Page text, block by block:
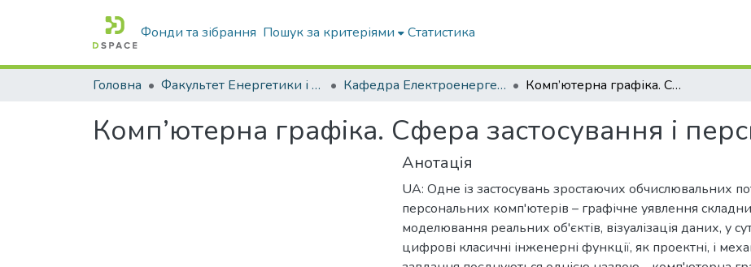
Фонди та зібрання Пошук за критеріями Статистика
Головна Факультет Енергетики і комп'ютерних технологій Кафедра Електроенергетики і електротехнологій Комп’ютерна графіка. Сфера застосування і перспективи розвитку
Комп’ютерна графіка. Сфера застосування і
Анотація
UA: Одне із застосувань зростаючих обчислювальних
персональних комп'ютерів – графічне уявлення
моделювання реальних об'єктів, візуалізація даних, у
цифрові класичні інженерні функції, як проектні, і